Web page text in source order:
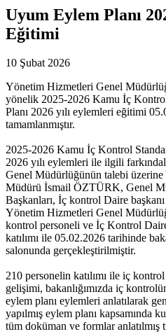
Uyum Eylem Planı
Eğitimi
10 Şubat 2026
Yönetim Hizmetleri Genel
yönelik 2025-2026 Kamu İç
Planı 2026 yılı eylemleri eğitimi
tamamlanmıştır.
2025-2026 Kamu İç Kontrol
2026 yılı eylemleri ile ilgili
Genel Müdürlüğünün talebi
Müdürü İsmail ÖZTÜRK, Genel
Başkanları, İç kontrol Daire
Yönetim Hizmetleri Genel
kontrol personeli ve İç Kontrol
katılımı ile 05.02.2026 tarihinde
salonunda gerçekleştirilmiştir.
210 personelin katılımı ile iç
gelişimi, bakanlığımızda iç
eylem planı eylemleri anlatılarak
yapılmış eylem planı kapsamında
tüm doküman ve formlar anlatılmış